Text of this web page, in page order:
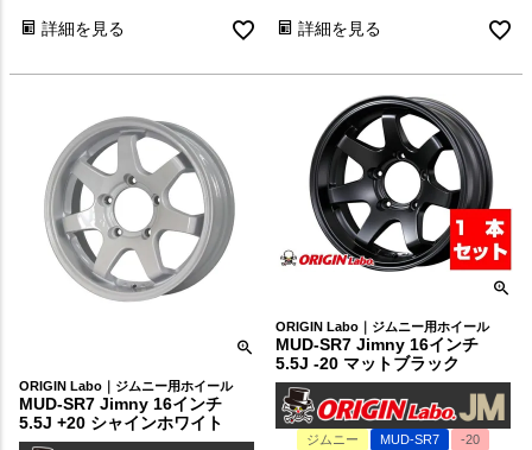
詳細を見る 詳細を見る
ORIGIN Labo｜ジムニー用ホイール
MUD-SR7 Jimny 16インチ
5.5J +20 シャインホワイト
ORIGIN Labo｜ジムニー用ホイール
MUD-SR7 Jimny 16インチ
5.5J -20 マットブラック
ジムニー MUD-SR7
-20